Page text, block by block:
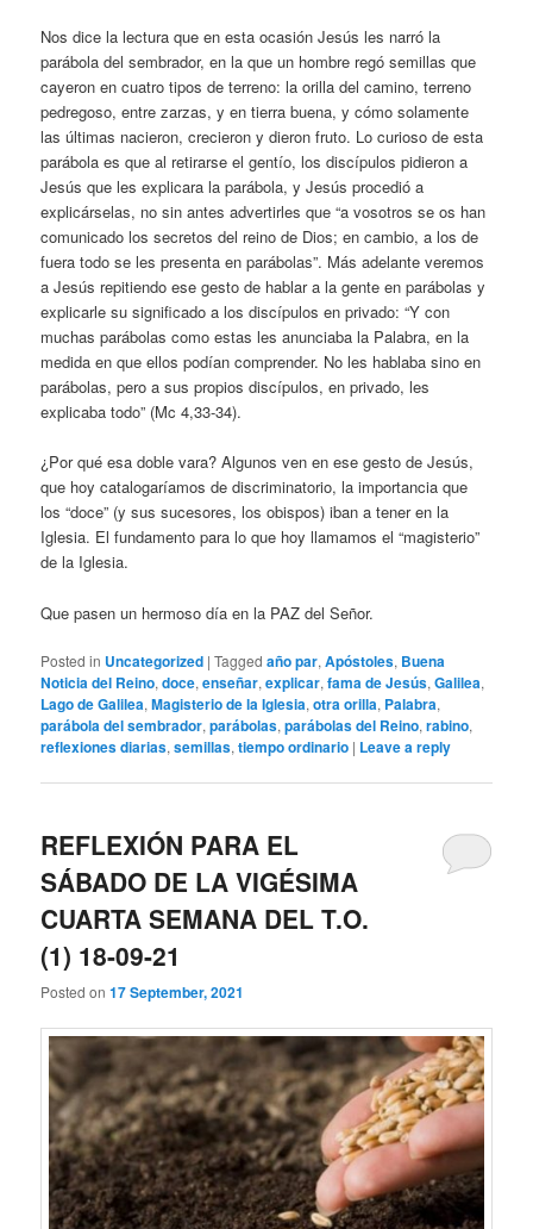
Nos dice la lectura que en esta ocasión Jesús les narró la
parábola del sembrador, en la que un hombre regó semillas que
cayeron en cuatro tipos de terreno: la orilla del camino, terreno
pedregoso, entre zarzas, y en tierra buena, y cómo solamente
las últimas nacieron, crecieron y dieron fruto. Lo curioso de esta
parábola es que al retirarse el gentío, los discípulos pidieron a
Jesús que les explicara la parábola, y Jesús procedió a
explicárselas, no sin antes advertirles que “a vosotros se os han
comunicado los secretos del reino de Dios; en cambio, a los de
fuera todo se les presenta en parábolas”. Más adelante veremos
a Jesús repitiendo ese gesto de hablar a la gente en parábolas y
explicarle su significado a los discípulos en privado: “Y con
muchas parábolas como estas les anunciaba la Palabra, en la
medida en que ellos podían comprender. No les hablaba sino en
parábolas, pero a sus propios discípulos, en privado, les
explicaba todo” (Mc 4,33-34).
¿Por qué esa doble vara? Algunos ven en ese gesto de Jesús,
que hoy catalogaríamos de discriminatorio, la importancia que
los “doce” (y sus sucesores, los obispos) iban a tener en la
Iglesia. El fundamento para lo que hoy llamamos el “magisterio”
de la Iglesia.
Que pasen un hermoso día en la PAZ del Señor.
Posted in Uncategorized |Tagged año par,Apóstoles, Buena
Noticia del Reino,doce,enseñar,explicar,fama de Jesús,Galilea,
Lago de Galilea,Magisterio de la Iglesia,otra orilla, Palabra,
parábola del sembrador,parábolas,parábolas del Reino,rabino,
reflexiones diarias,semillas,tiempo ordinario | Leave a reply
REFLEXIÓN PARA EL
SÁBADO DE LA VIGÉSIMA
CUARTA SEMANA DEL T.O.
(1) 18-09-21
Posted on17 September, 2021